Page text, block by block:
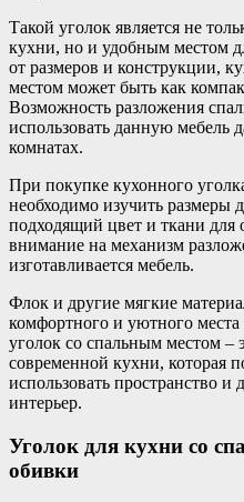
Такой уголок является не
кухни, но и удобным местом
от размеров и конструкции,
местом может быть как
Возможность разложения
использовать данную мебель
комнатах.
При покупке кухонного
необходимо изучить размеры
подходящий цвет и ткани для
внимание на механизм
изготавливается мебель.
Флок и другие мягкие
комфортного и уютного
уголок со спальным местом –
современной кухни, которая
использовать пространство и
интерьер.
Уголок для кухни со
обивки